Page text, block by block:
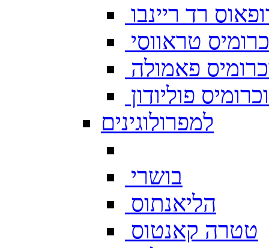
רד ריינבו
טראווסי
פאמולה
פוליודון
למפרולוגינים
בושרי
הליאנתוס
טטרה קאנטוס